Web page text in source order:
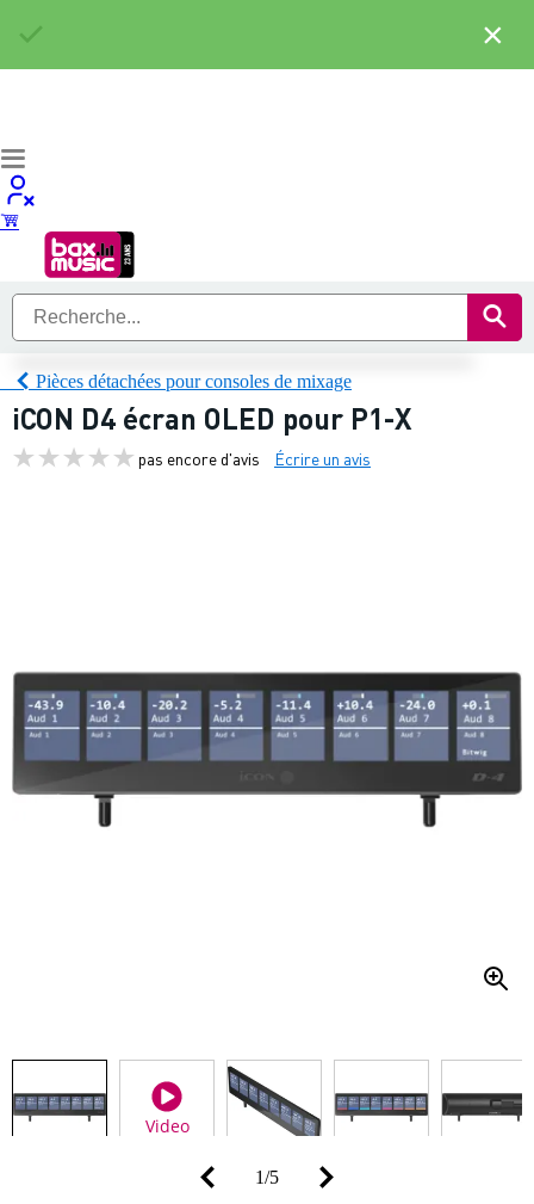
Pièces détachées pour consoles de mixage
iCON D4 écran OLED pour P1-X
pas encore d'avis Écrire un avis
Video
1/5
×